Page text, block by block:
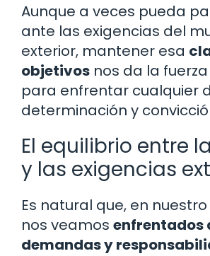
Aunque a veces pueda
ante las exigencias del
exterior, mantener esa
objetivos nos da la
para enfrentar cualquier
determinación y
El equilibrio entre
y las exigencias
Es natural que, en
nos veamos enfrentados
demandas y